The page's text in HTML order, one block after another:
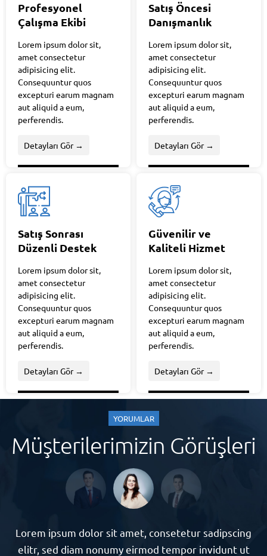
Profesyonel
Çalışma Ekibi
Lorem ipsum dolor sit,
amet consectetur
adipisicing elit.
Consequuntur quos
excepturi earum magnam
aut aliquid a eum,
perferendis.
Detayları Gör →
Satış Öncesi
Danışmanlık
Lorem ipsum dolor sit,
amet consectetur
adipisicing elit.
Consequuntur quos
excepturi earum magnam
aut aliquid a eum,
perferendis.
Detayları Gör →
Satış Sonrası
Düzenli Destek
Lorem ipsum dolor sit,
amet consectetur
adipisicing elit.
Consequuntur quos
excepturi earum magnam
aut aliquid a eum,
perferendis.
Detayları Gör →
Güvenilir ve
Kaliteli Hizmet
Lorem ipsum dolor sit,
amet consectetur
adipisicing elit.
Consequuntur quos
excepturi earum magnam
aut aliquid a eum,
perferendis.
Detayları Gör →
YORUMLAR
Müşterilerimizin Görüşleri
Lorem ipsum dolor sit amet, consetetur sadipscing
elitr, sed diam nonumy eirmod tempor invidunt ut